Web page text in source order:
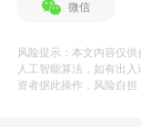
微信
风险提示：本文内容仅
人工智能算法，如有出
资者据此操作，风险自